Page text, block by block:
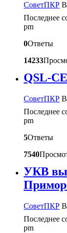
CоветПКР
Последнее
pm
0Ответы
14233
QSL-
CоветПКР
Последнее
pm
5Ответы
7540
УКВ
CоветПКР
Последнее
pm